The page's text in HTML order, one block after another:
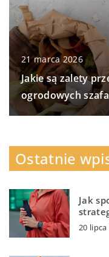
21 marca 2026
Jakie są zalety
ogrodowych
Ostatnie
Jak
20 lipca